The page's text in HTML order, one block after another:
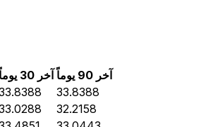
آخر 30 يوماً
آخر 90 يوماً
33.8388
32.2158